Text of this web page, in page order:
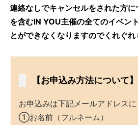
連絡なしでキャンセルをされた方
を含むIN YOU主催の全てのイベン
とができなくなりますのでくれぐれ
【お申込み方法について】
お申込みは下記メールアドレスに
①お名前（フルネーム）